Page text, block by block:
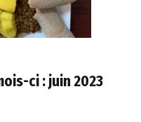
ci : juin 2023